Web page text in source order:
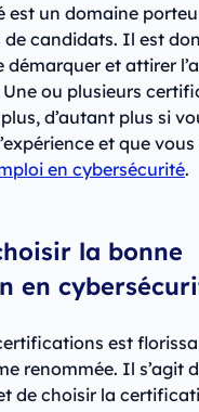
est un domaine
de candidats. Il est
démarquer et attirer
ou plusieurs
d’autant plus si
et que
en cybersécurité.
la bonne
en
est
renommée. Il s’agit
de choisir la